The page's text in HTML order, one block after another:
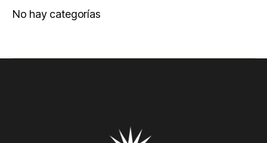
No hay categorías